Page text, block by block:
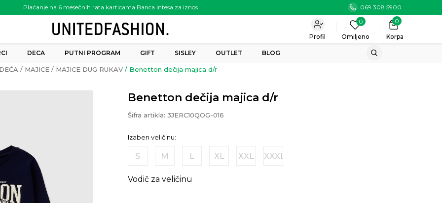
Plaćanje na 6 mesečnih rata karticama Banca Intesa za iznos
preko 6.000.00 rsd
069 308 5900
Korpa
0
0
Omiljeno
Profil
DECA PUTNI PROGRAM GIFT SISLEY OUTLET BLOG
MAJICE MAJICE DUG RUKAV Benetton dečija majica d/r
Benetton dečija majica d/r
Šifra artikla: 3JERC10QOG-016
Izaberi veličinu:
S M L XL XXL XXXL
Vodič za veličinu